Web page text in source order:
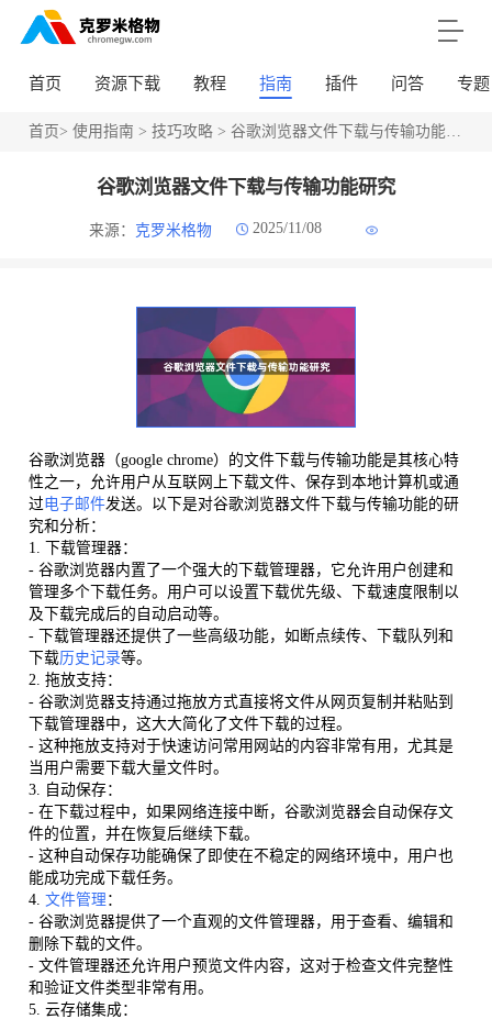
首页 资源下载 教程 指南 插件 问答 专题
首页> 使用指南 > 技巧攻略> 谷歌浏览器文件下载与传输功能研究
谷歌浏览器文件下载与传输功能研究
来源： 克罗米格物 2025/11/08
谷歌浏览器（google chrome）的文件下载与传输功能是其核心特
性之一，允许用户从互联网上下载文件、保存到本地计算机或通
过电子邮件发送。以下是对谷歌浏览器文件下载与传输功能的研
究和分析：
1. 下载管理器：
- 谷歌浏览器内置了一个强大的下载管理器，它允许用户创建和
管理多个下载任务。用户可以设置下载优先级、下载速度限制以
及下载完成后的自动启动等。
- 下载管理器还提供了一些高级功能，如断点续传、下载队列和
下载历史记录等。
2. 拖放支持：
- 谷歌浏览器支持通过拖放方式直接将文件从网页复制并粘贴到
下载管理器中，这大大简化了文件下载的过程。
- 这种拖放支持对于快速访问常用网站的内容非常有用，尤其是
当用户需要下载大量文件时。
3. 自动保存：
- 在下载过程中，如果网络连接中断，谷歌浏览器会自动保存文
件的位置，并在恢复后继续下载。
- 这种自动保存功能确保了即使在不稳定的网络环境中，用户也
能成功完成下载任务。
4. 文件管理 ：
- 谷歌浏览器提供了一个直观的文件管理器，用于查看、编辑和
删除下载的文件。
- 文件管理器还允许用户预览文件内容，这对于检查文件完整性
和验证文件类型非常有用。
5. 云存储集成：